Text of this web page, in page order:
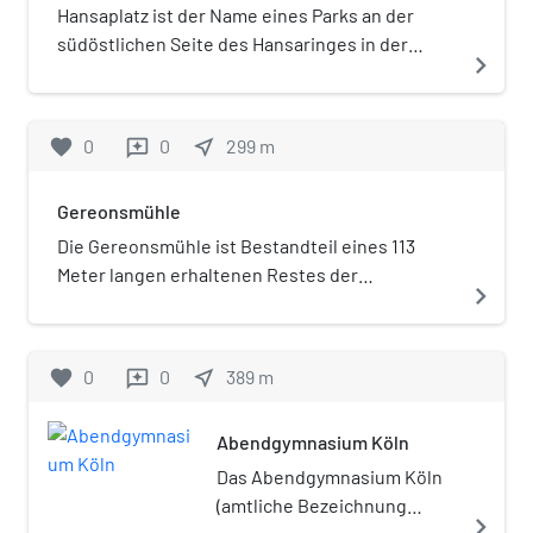
Hansaplatz ist der Name eines Parks an der
südöstlichen Seite des Hansaringes in der
langen Rest der mittelalterlichen Stadtmauer
navigate_next
favorite 0 reviews 0 near_me 299 m
Gereonsmühle
Die Gereonsmühle ist Bestandteil eines 113
Meter langen erhaltenen Restes der
zwischen Gereonswall und Hansaring westlich
navigate_next
favorite 0 reviews 0 near_me 389 m
Abendgymnasium Köln
Das Abendgymnasium Köln
(amtliche Bezeichnung